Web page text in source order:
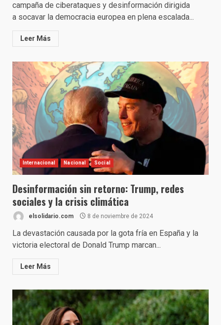
campaña de ciberataques y desinformación dirigida
a socavar la democracia europea en plena escalada...
Leer Más
Internacional Nacional Social
Desinformación sin retorno: Trump, redes
sociales y la crisis climática
elsolidario.com 8 de noviembre de 2024
La devastación causada por la gota fría en España y la
victoria electoral de Donald Trump marcan...
Leer Más